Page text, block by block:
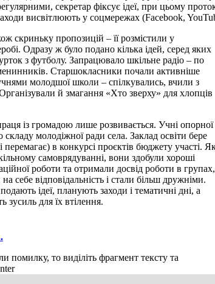
секретар фіксує ідеї, при цьому
висвітлюють у соцмережах (Facebook,
скриньку пропозицій – її розмістили у
Одразу ж було подано кілька ідей, серед яких
з футболу. Запрацювало шкільне радіо – по
Старшокласники почали активніше
молодшої школи – спілкувались, вчили з
й змагання «Хто зверху» для хлопців
із громадою лише розвивається. Учні опорної
молодіжної ради села. Заклад освіти бере
перемагає) в конкурсі проєктів бюджету участі.
самоврядуванні, вони здобули хороші
роботи та отримали досвід роботи в групах,
себе відповідальність і стали більш дружніми.
ідеї, планують заходи і тематичні дні, а
зусиль для їх втілення.
помилку, то виділіть фрагмент тексту та